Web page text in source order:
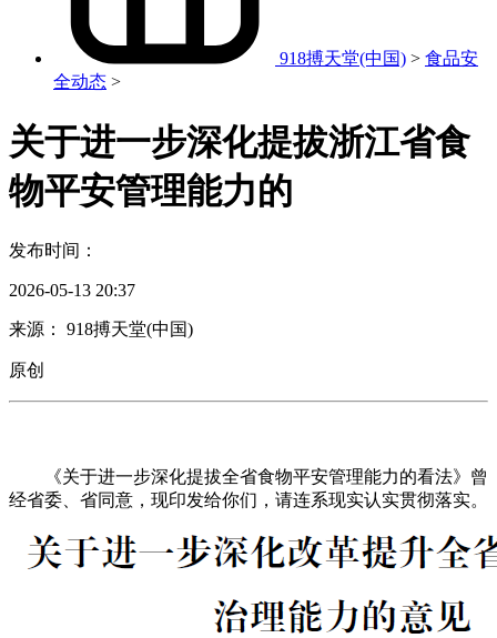
918搏天堂(中国) > 食品安
全动态 >
关于进一步深化提拔浙江省食
物平安管理能力的
发布时间：
2026-05-13 20:37
来源： 918搏天堂(中国)
原创
《关于进一步深化提拔全省食物平安管理能力的看法》曾
经省委、省同意，现印发给你们，请连系现实认实贯彻落实。